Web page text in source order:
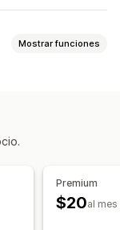
Mostrar funciones
Premium
$20al mes